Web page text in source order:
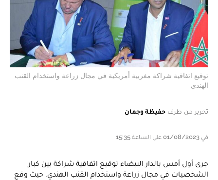
توقيع اتفاقية شراكة مغربية أمريكية في مجال زراعة واستخدام القنب
الهندي
تحرير من طرف حفيظة وجمان
في 01/08/2023 على الساعة 15:35
جرى أول أمس بالدار البيضاء توقيع اتفاقية شراكة بين كبار
الشخصيات في مجال زراعة واستخدام القنب الهندي، حيث وقع